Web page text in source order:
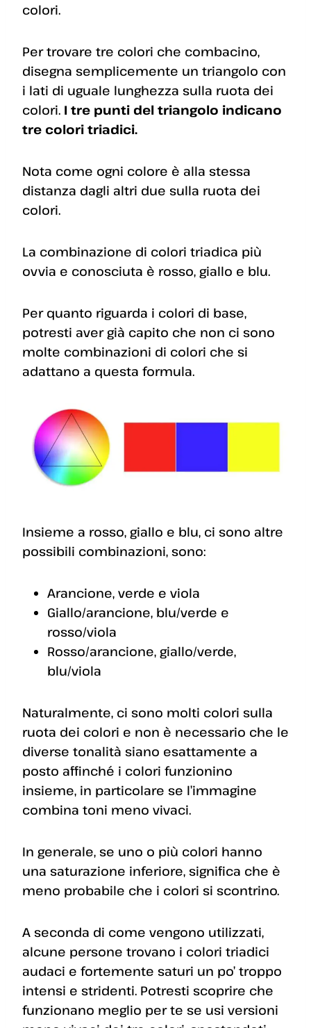
colori.
Per trovare tre colori che combacino,
disegna semplicemente un triangolo con
i lati di uguale lunghezza sulla ruota dei
colori. I tre punti del triangolo indicano
tre colori triadici.
Nota come ogni colore è alla stessa
distanza dagli altri due sulla ruota dei
colori.
La combinazione di colori triadica più
ovvia e conosciuta è rosso, giallo e blu.
Per quanto riguarda i colori di base,
potresti aver già capito che non ci sono
molte combinazioni di colori che si
adattano a questa formula.
Insieme a rosso, giallo e blu, ci sono altre
possibili combinazioni, sono:
Arancione, verde e viola
Giallo/arancione, blu/verde e
rosso/viola
Rosso/arancione, giallo/verde,
blu/viola
Naturalmente, ci sono molti colori sulla
ruota dei colori e non è necessario che le
diverse tonalità siano esattamente a
posto affinché i colori funzionino
insieme, in particolare se l’immagine
combina toni meno vivaci.
In generale, se uno o più colori hanno
una saturazione inferiore, significa che è
meno probabile che i colori si scontrino.
A seconda di come vengono utilizzati,
alcune persone trovano i colori triadici
audaci e fortemente saturi un po’ troppo
intensi e stridenti. Potresti scoprire che
funzionano meglio per te se usi versioni